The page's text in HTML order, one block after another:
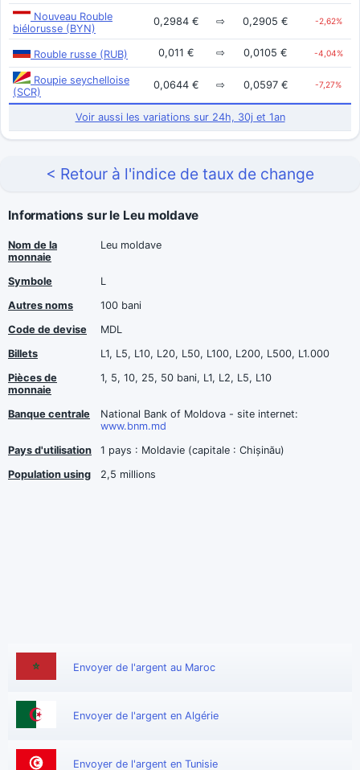
Nouveau Rouble
biélorusse (BYN)
0,2984 € ⇨ 0,2905 € -2,62%
Rouble russe (RUB) 0,011 € ⇨ 0,0105 € -4,04%
Roupie seychelloise
(SCR)
0,0644 € ⇨ 0,0597 € -7,27%
Voir aussi les variations sur 24h, 30j et 1an
< Retour à l'indice de taux de change
Informations sur le Leu moldave
Nom de la
monnaie
Leu moldave
Symbole
L
Autres noms
100 bani
Code de devise
MDL
Billets
L1, L5, L10, L20, L50, L100, L200, L500, L1.000
Pièces de
monnaie
1, 5, 10, 25, 50 bani, L1, L2, L5, L10
Banque centrale
National Bank of Moldova - site internet:
www.bnm.md
Pays d'utilisation
1 pays : Moldavie (capitale : Chișinău)
Population using
2,5 millions
Envoyer de l'argent au Maroc
Envoyer de l'argent en Algérie
Envoyer de l'argent en Tunisie